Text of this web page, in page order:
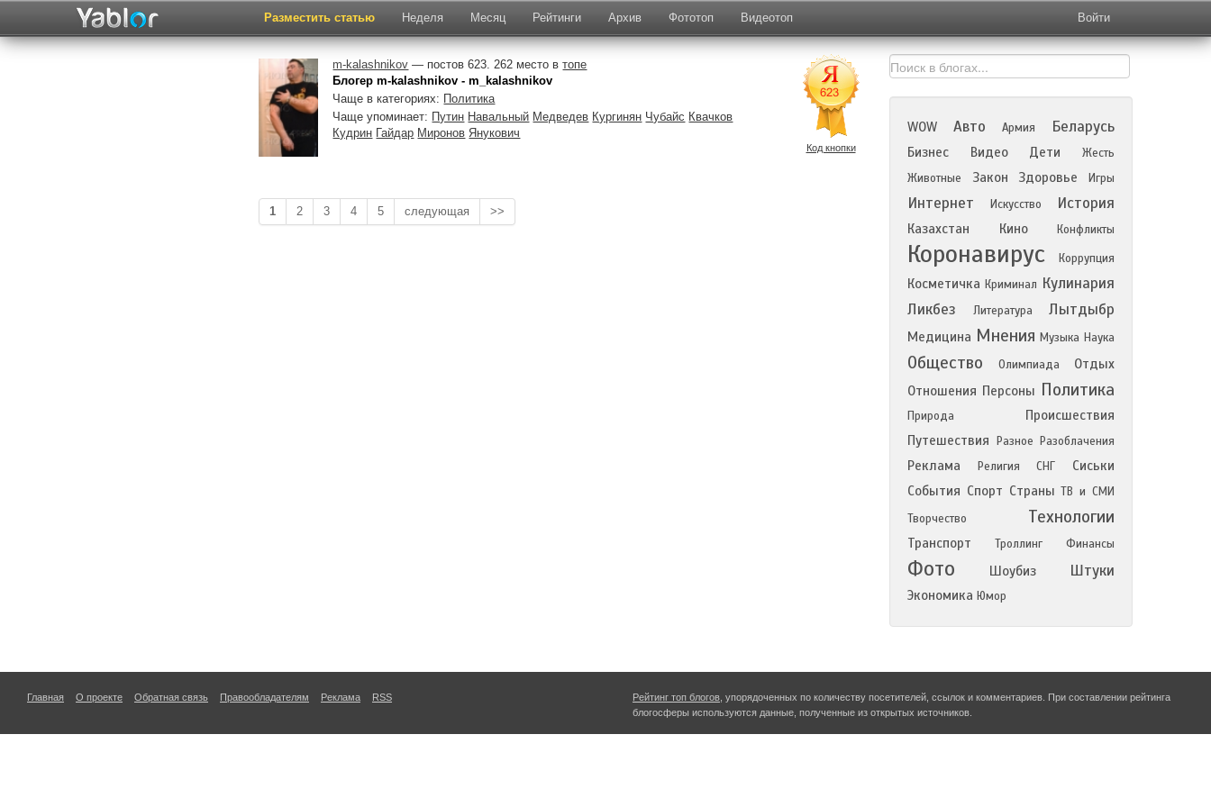
Разместить статью Неделя Месяц Рейтинги Архив Фототоп Видеотоп Войти
m-kalashnikov — постов 623. 262 место втопе
Блогер m-kalashnikov - m_kalashnikov
Чаще в категориях: Политика
Чаще упоминает: Путин Навальный Медведев Кургинян Чубайс Квачков
Кудрин Гайдар Миронов Янукович
Код кнопки
1 2 3 4 5 следующая >>
WOW Авто Армия Беларусь
Бизнес Видео Дети
Жесть
Животные
Закон Здоровье Игры
Интернет Искусство История
Казахстан Кино Конфликты
Коронавирус Коррупция
Косметичка Криминал Кулинария
Ликбез
Литература Лытдыбр
Медицина Мнения Музыка Наука
Общество Олимпиада
Отдых
Отношения Персоны Политика
Природа
Происшествия
Путешествия
Разное Разоблачения
Реклама Религия СНГ
Сиськи
События Спорт Страны ТВ и СМИ
Творчество
Технологии
Транспорт Троллинг Финансы
Фото Шоубиз Штуки
Экономика Юмор
Главная О проекте Обратная связь Правообладателям Реклама RSS Рейтинг топ блогов , упорядоченных по количеству посетителей, ссылок и комментариев. При составлении рейтинга
блогосферы используются данные, полученные из открытых источников.